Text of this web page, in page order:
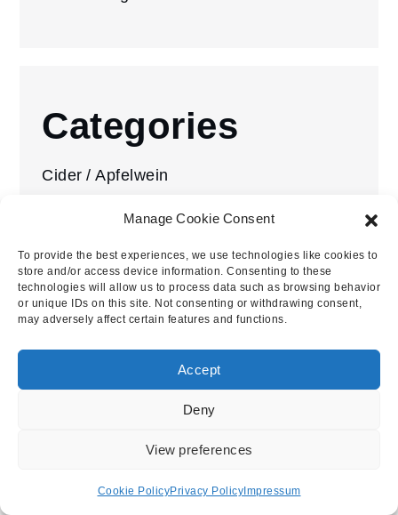
Manage Cookie Consent
To provide the best experiences, we use technologies like cookies to
store and/or access device information. Consenting to these
technologies will allow us to process data such as browsing behavior
or unique IDs on this site. Not consenting or withdrawing consent,
may adversely affect certain features and functions.
Accept
Deny
View preferences
Cookie PolicyPrivacy PolicyImpressum
Categories
Cider / Apfelwein
Restaurant
Rosé